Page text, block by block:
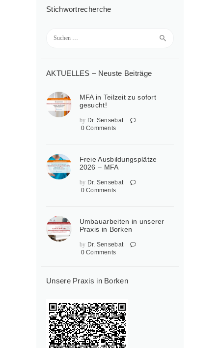
Stichwortrecherche
nach:
AKTUELLES – Neuste Beiträge
MFA in Teilzeit zu sofort
gesucht!
by Dr. Sensebat
0 Comments
Freie Ausbildungsplätze
2026 – MFA
by Dr. Sensebat
0 Comments
Umbauarbeiten in unserer
Praxis in Borken
by Dr. Sensebat
0 Comments
Unsere Praxis in Borken